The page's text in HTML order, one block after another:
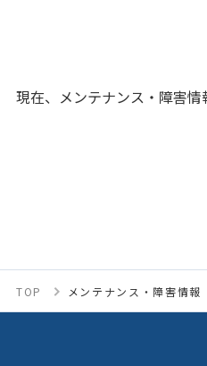
現在、メンテナンス・障害情
TOP メンテナンス・障害情報